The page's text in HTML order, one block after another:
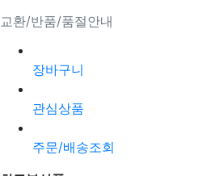
교환/반품/품절안내
장바구니
관심상품
주문/배송조회